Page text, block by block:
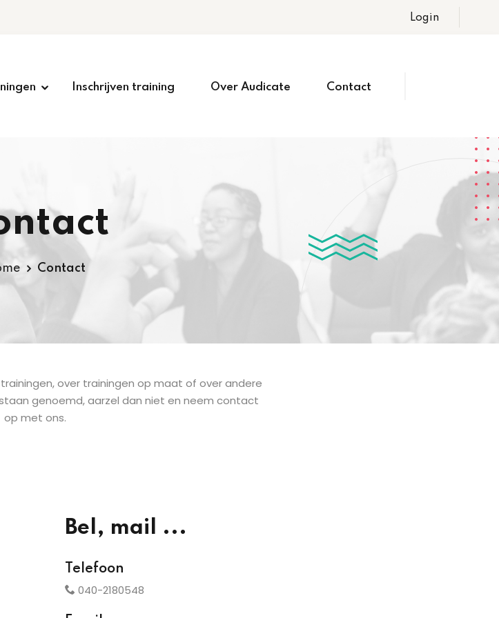
Login
Inschrijven training Over Audicate Contact
Contact
over trainingen op maat of over andere
genoemd, aarzel dan niet en neem contact
op met ons.
Bel, mail ...
Telefoon
040-2180548